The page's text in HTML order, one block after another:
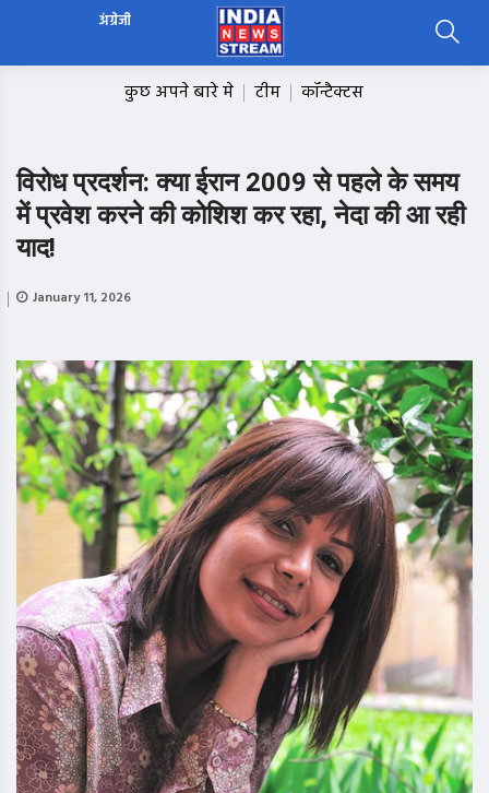
अंग्रेजी
कुछ अपने बारे मे टीम कॉन्टैक्टस
विरोध प्रदर्शन: क्या ईरान 2009 से पहले के समय
में प्रवेश करने की कोशिश कर रहा, नेदा की आ रही
याद!
January 11, 2026